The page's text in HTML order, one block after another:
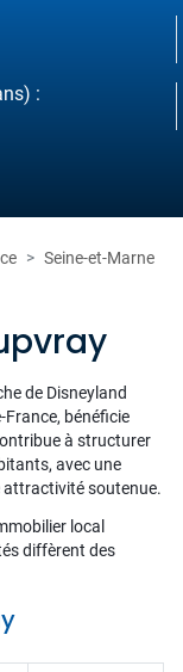
:
Seine-et-Marne
de Disneyland
France, bénéficie
à structurer
avec une
attractivité soutenue.
local
diffèrent des